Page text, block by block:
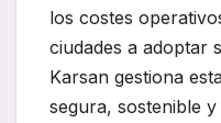
los costes
ciudades a adoptar
Karsan gestiona
segura, sostenible